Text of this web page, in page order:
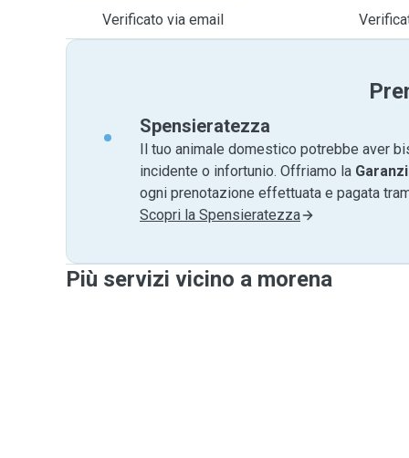
Verificato via email
Spensieratezza
Il tuo animale domestico potrebbe aver
incidente o infortunio. Offriamo la
ogni prenotazione effettuata e pagata
Scopri la Spensieratezza
Più servizi vicino a morena